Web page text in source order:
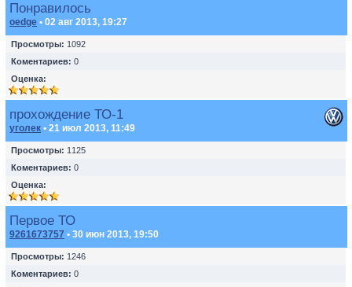
Понравилось
oedge • 02 авг 2013, 19:27
Просмотры: 1092
Коментариев: 0
Оценка:
прохождение ТО-1
уголек • 21 июл 2013, 11:49
Просмотры: 1125
Коментариев: 0
Оценка:
Первое ТО
9261673757 • 30 июн 2013, 19:50
Просмотры: 1246
Коментариев: 0